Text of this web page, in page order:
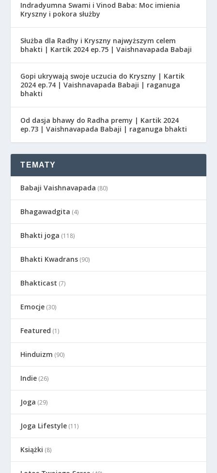
Indradyumna Swami i Vinod Baba: Moc imienia
Kryszny i pokora służby
Służba dla Radhy i Kryszny najwyższym celem
bhakti | Kartik 2024 ep.75 | Vaishnavapada Babaji
Gopi ukrywają swoje uczucia do Kryszny | Kartik
2024 ep.74 | Vaishnavapada Babaji | raganuga
bhakti
Od dasja bhawy do Radha premy | Kartik 2024
ep.73 | Vaishnavapada Babaji | raganuga bhakti
TEMATY
Babaji Vaishnavapada (80)
Bhagawadgita (4)
Bhakti joga (118)
Bhakti Kwadrans (90)
Bhakticast (7)
Emocje (30)
Featured (1)
Hinduizm (90)
Indie (26)
Joga (29)
Joga Lifestyle (11)
Książki (8)